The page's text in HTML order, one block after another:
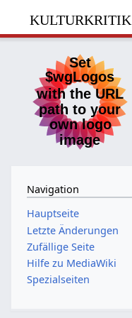
kulturkritik
Navigation
Hauptseite
Letzte Änderungen
Zufällige Seite
Hilfe zu MediaWiki
Spezialseiten